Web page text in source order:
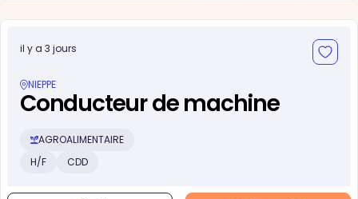
il y a 3 jours
NIEPPE
Conducteur de machine
AGROALIMENTAIRE
H/F
CDD